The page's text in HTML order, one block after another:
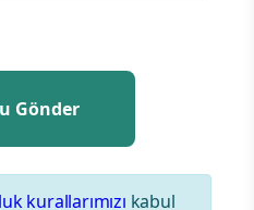
kurallarımızı kabul